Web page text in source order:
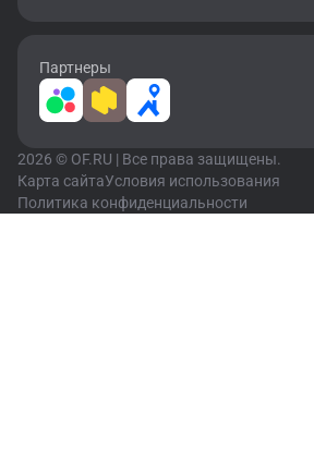
Партнеры
2026 © OF.RU | Все права защищены.
Карта сайтаУсловия использования
Политика конфиденциальности